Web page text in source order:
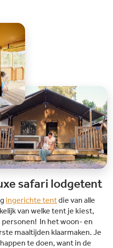
safari lodgetent
ingerichte tentdie van alle
van welke tent je kiest,
In het woon- en
maaltijden klaarmaken. Je
te doen, want in de